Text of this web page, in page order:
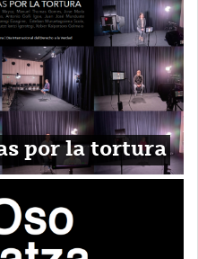
por la tortura